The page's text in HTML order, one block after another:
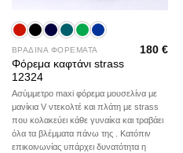
ΒΡΑΔΙΝΑ ΦΟΡΕΜΑΤΑ
Φόρεμα καφτάνι strass
12324
180€
Ασύμμετρο maxi φόρεμα μουσελίνα με
μανίκια V ντεκολτέ και πλάτη με strass
που κολακεύει κάθε γυναίκα και τραβάει
όλα τα βλέμματα πάνω της . Κατόπιν
επικοινωνίας υπάρχει δυνατότητα η